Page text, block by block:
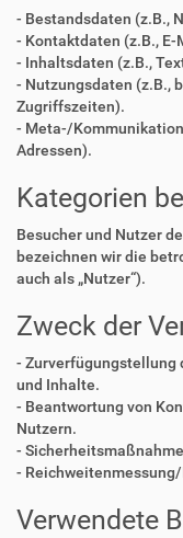
- Bestandsdaten (z.B.,
- Kontaktdaten (z.B.,
- Inhaltsdaten (z.B.,
- Nutzungsdaten (z.B.,
Zugriffszeiten).
- Meta-/
Adressen).
Kategorien
Besucher und Nutzer
bezeichnen wir die
auch als „Nutzer“).
Zweck der
- Zurverfügungstellung
und Inhalte.
- Beantwortung von
Nutzern.
-
-
Verwendete